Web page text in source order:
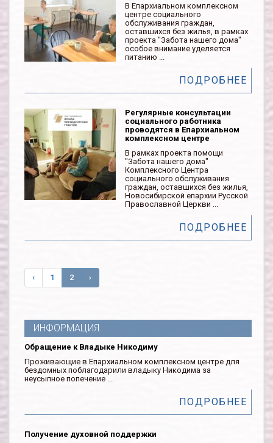
В Епархиальном комплексном
центре социального
обслуживания граждан,
оставшихся без жилья, в рамках
проекта "Забота нашего дома"
особое внимание уделяется
питанию ...
ПОДРОБНЕЕ
Регулярные консультации
социального работника
проводятся в Епархиальном
комплексном центре
В рамках проекта помощи
"Забота нашего дома"
Комплексного Центра
социального обслуживания
граждан, оставшихся без жилья,
Новосибирской епархии Русской
Православной Церкви ...
ПОДРОБНЕЕ
‹ 1 2 ›
ИНФОРМАЦИЯ
Обращение к Владыке Никодиму
Проживающие в Епархиальном комплексном центре для
бездомных поблагодарили владыку Никодима за
неусыпное попечение ...
ПОДРОБНЕЕ
Получение духовной поддержки